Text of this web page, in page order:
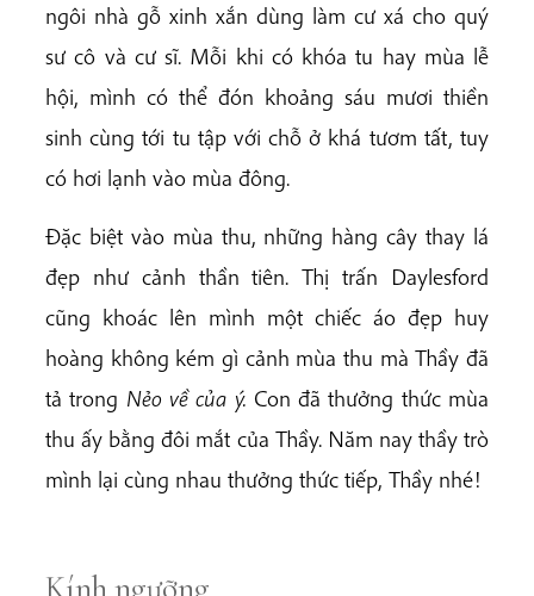
ngôi nhà gỗ xinh xắn dùng làm cư xá cho quý
sư cô và cư sĩ. Mỗi khi có khóa tu hay mùa lễ
hội, mình có thể đón khoảng sáu mươi thiền
sinh cùng tới tu tập với chỗ ở khá tươm tất, tuy
có hơi lạnh vào mùa đông.
Đặc biệt vào mùa thu, những hàng cây thay lá
đẹp như cảnh thần tiên. Thị trấn Daylesford
cũng khoác lên mình một chiếc áo đẹp huy
hoàng không kém gì cảnh mùa thu mà Thầy đã
tả trong Nẻo về của ý. Con đã thưởng thức mùa
thu ấy bằng đôi mắt của Thầy. Năm nay thầy trò
mình lại cùng nhau thưởng thức tiếp, Thầy nhé!